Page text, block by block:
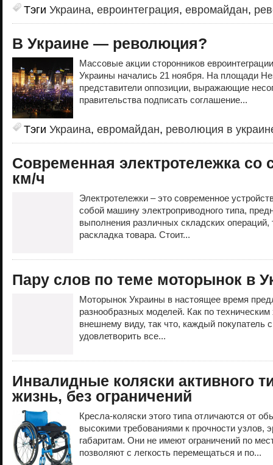
Тэги Украина, евроинтеграция, евромайдан,
В Украине — революция?
Массовые акции сторонников
Украины начались 21 ноября. На площади
представители оппозиции, выражающие
правительства подписать соглашение...
Тэги Украина, евромайдан, революция в
Современная электротележка со
км/ч
Электротележки – это современное
собой машину электроприводного типа,
выполнения различных складских операций,
раскладка товара. Стоит...
Пару слов по теме моторынок в
Моторынок Украины в настоящее время
разнообразных моделей. Как по техническим
внешнему виду, так что, каждый покупатель
удовлетворить все...
Инвалидные коляски активного
жизнь, без ограничений
Кресла-коляски этого типа отличаются от
высокими требованиями к прочности узлов,
габаритам. Они не имеют ограничений по
позволяют с легкость перемещаться и по...